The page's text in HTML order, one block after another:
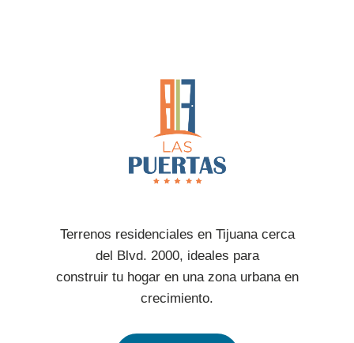
Terrenos residenciales en Tijuana cerca
del Blvd. 2000, ideales para
construir tu hogar en una zona urbana en
crecimiento.